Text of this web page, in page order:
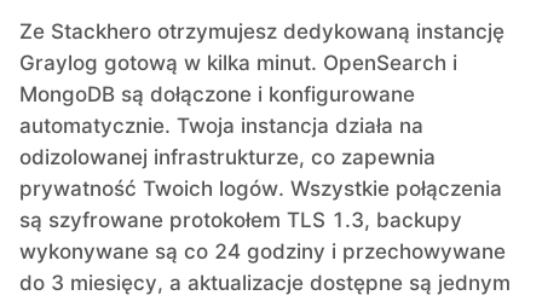
Ze Stackhero otrzymujesz dedykowaną instancję
Graylog gotową w kilka minut. OpenSearch i
MongoDB są dołączone i konfigurowane
automatycznie. Twoja instancja działa na
odizolowanej infrastrukturze, co zapewnia
prywatność Twoich logów. Wszystkie połączenia
są szyfrowane protokołem TLS 1.3, backupy
wykonywane są co 24 godziny i przechowywane
do 3 miesięcy, a aktualizacje dostępne są jednym